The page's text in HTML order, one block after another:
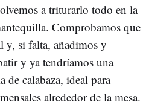
a triturarlo todo en la
Comprobamos que
y, si falta, añadimos y
y ya tendríamos una
calabaza, ideal para
alrededor de la mesa.